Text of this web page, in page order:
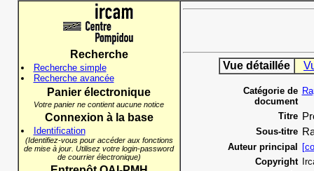
Recherche
Recherche simple
Recherche avancée
Panier électronique
Votre panier ne contient aucune notice
Connexion à la base
Identification
(Identifiez-vous pour accéder aux fonctions
de mise à jour. Utilisez votre login-password
de courrier électronique)
Vue détaillée
Catégorie de
document
Titre
Sous-titre
Auteur principal
Copyright